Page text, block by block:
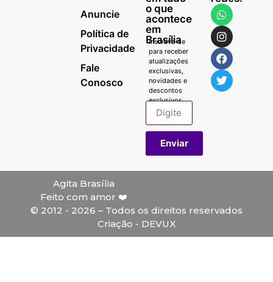
Anuncie
Política de
Privacidade
Fale
Conosco
o que
acontece
em
Brasília
Inscreva-se
para receber
atualizações
exclusivas,
novidades e
descontos
exclusivos.
Enviar
Agita Brasília
Feito com amor ❤️
© 2012 - 2026 – Todos os direitos reservados
Criação - DEVUX